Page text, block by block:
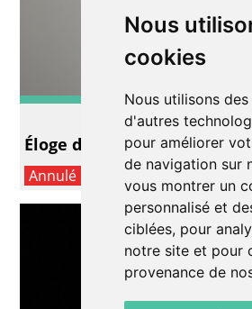
Nous
cookies
Nous utilisons
d'autres
pour améliorer
de navigation sur
vous montrer un
personnalisé et
ciblées, pour
notre site et pour
provenance de
Éloge du noir
Annulé